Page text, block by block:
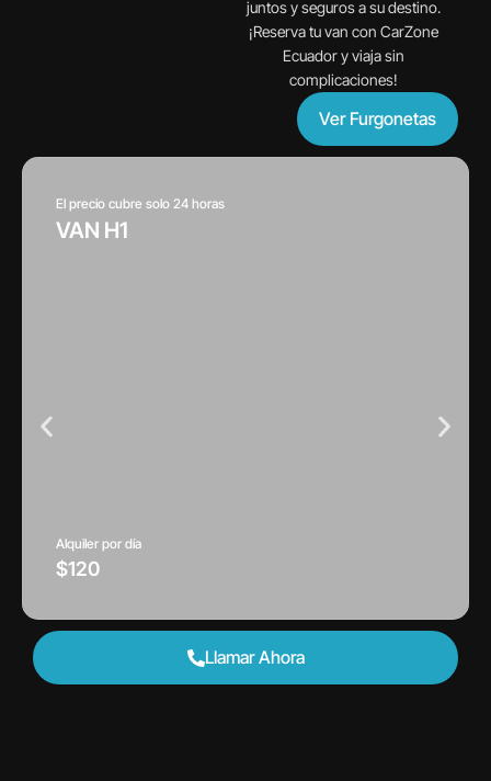
juntos y seguros a su destino.
¡Reserva tu van con CarZone
Ecuador y viaja sin
complicaciones!
Ver Furgonetas
El precio cubre solo 24 horas
VAN H1
Alquiler por día
$120
Llamar Ahora